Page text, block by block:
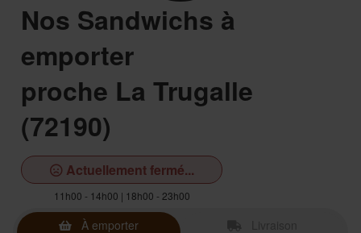
Nos Sandwichs à
emporter
proche La Trugalle
(72190)
Actuellement fermé...
11h00 - 14h00 | 18h00 - 23h00
À emporter